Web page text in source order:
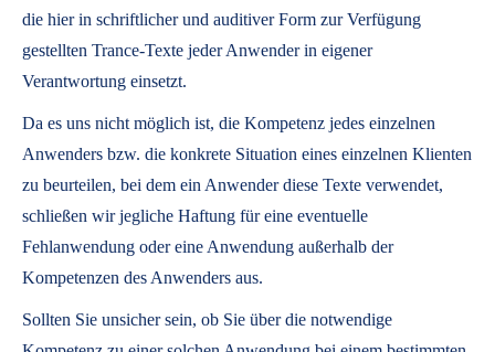
die hier in schriftlicher und auditiver Form zur Verfügung
gestellten Trance-Texte jeder Anwender in eigener
Verantwortung einsetzt.
Da es uns nicht möglich ist, die Kompetenz jedes einzelnen
Anwenders bzw. die konkrete Situation eines einzelnen Klienten
zu beurteilen, bei dem ein Anwender diese Texte verwendet,
schließen wir jegliche Haftung für eine eventuelle
Fehlanwendung oder eine Anwendung außerhalb der
Kompetenzen des Anwenders aus.
Sollten Sie unsicher sein, ob Sie über die notwendige